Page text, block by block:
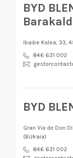
BYD
Ibaibe Kalea, 33,
846 631 002
BYD
Gran Via de Don
(Bizkaia)
846 631 002